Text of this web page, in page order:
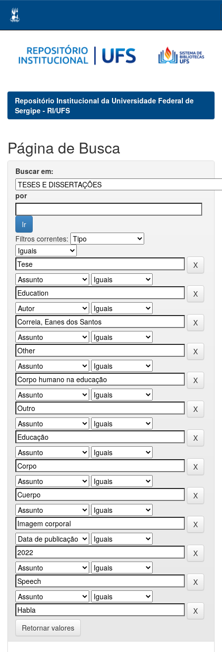
navigation
Repositório Institucional da Universidade Federal de
Sergipe - RI/UFS
Página de Busca
Buscar em:
por
Filtros correntes:
Retornar valores